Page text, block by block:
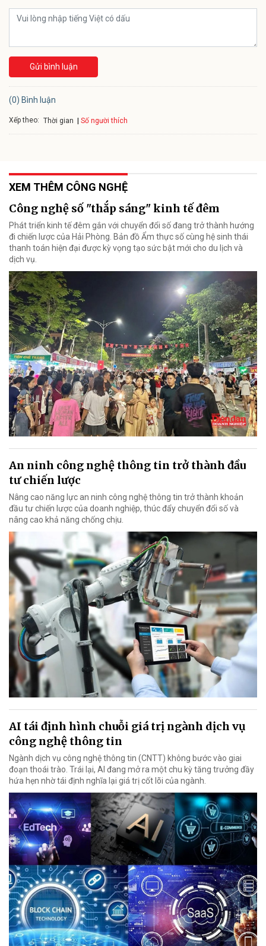
Gửi bình luận
(0) Bình luận
Xếp theo: Thời gian Số người thích
XEM THÊM CÔNG NGHỆ
Công nghệ số "thắp sáng" kinh tế đêm
Phát triển kinh tế đêm gắn với chuyển đổi số đang trở thành hướng
đi chiến lược của Hải Phòng. Bản đồ Ẩm thực số cùng hệ sinh thái
thanh toán hiện đại được kỳ vọng tạo sức bật mới cho du lịch và
dịch vụ.
An ninh công nghệ thông tin trở thành đầu
tư chiến lược
Nâng cao năng lực an ninh công nghệ thông tin trở thành khoản
đầu tư chiến lược của doanh nghiệp, thúc đẩy chuyển đổi số và
nâng cao khả năng chống chịu.
AI tái định hình chuỗi giá trị ngành dịch vụ
công nghệ thông tin
Ngành dịch vụ công nghệ thông tin (CNTT) không bước vào giai
đoạn thoái trào. Trái lại, AI đang mở ra một chu kỳ tăng trưởng đầy
hứa hẹn nhờ tái định nghĩa lại giá trị cốt lõi của ngành.